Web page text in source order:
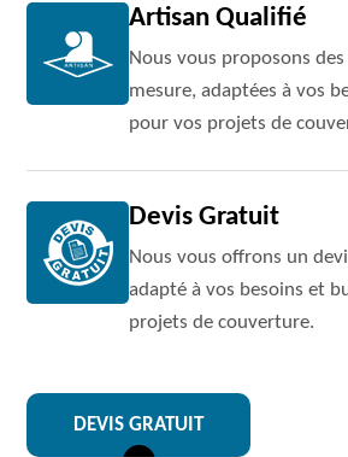
Artisan Qualifié
Nous vous proposons
mesure, adaptées à vos
pour vos projets de
Devis Gratuit
Nous vous offrons un
adapté à vos besoins et
projets de couverture.
DEVIS GRATUIT